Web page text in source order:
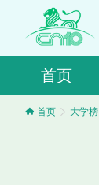
首页
首页 大学榜